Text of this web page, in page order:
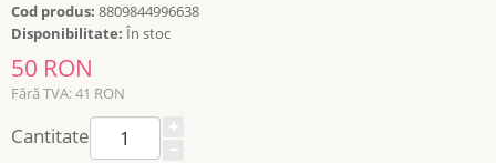
Cod produs: 8809844996638
Disponibilitate: În stoc
50 RON
Fără TVA: 41 RON
Cantitate